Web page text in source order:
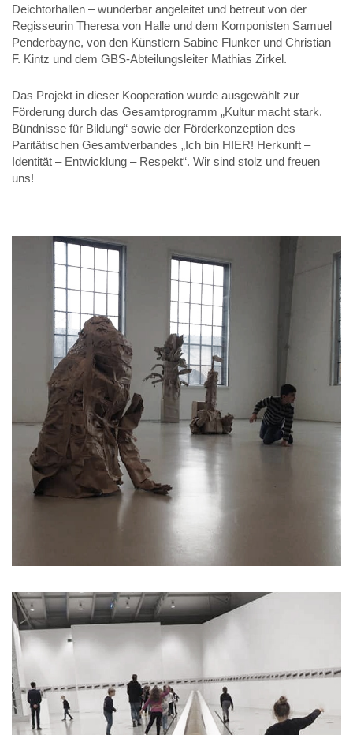
Deichtorhallen – wunderbar angeleitet und betreut von der
Regisseurin Theresa von Halle und dem Komponisten Samuel
Penderbayne, von den Künstlern Sabine Flunker und Christian
F. Kintz und dem GBS-Abteilungsleiter Mathias Zirkel.
Das Projekt in dieser Kooperation wurde ausgewählt zur
Förderung durch das Gesamtprogramm „Kultur macht stark.
Bündnisse für Bildung“ sowie der Förderkonzeption des
Paritätischen Gesamtverbandes „Ich bin HIER! Herkunft –
Identität – Entwicklung – Respekt“. Wir sind stolz und freuen
uns!